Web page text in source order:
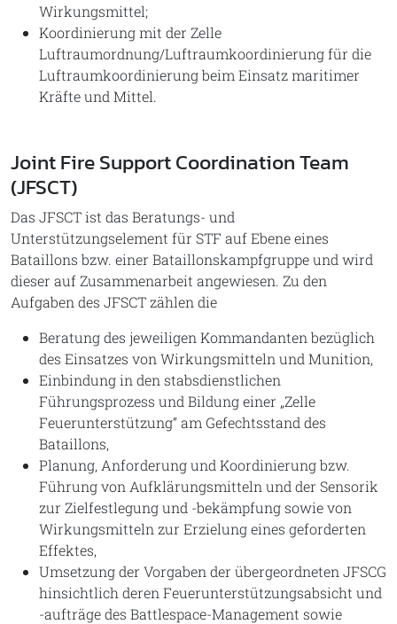
Wirkungsmittel;
Koordinierung mit der Zelle
Luftraumordnung/Luftraumkoordinierung für die
Luftraumkoordinierung beim Einsatz maritimer
Kräfte und Mittel.
Joint Fire Support Coordination Team
(JFSCT)
Das JFSCT ist das Beratungs- und
Unterstützungselement für STF auf Ebene eines
Bataillons bzw. einer Bataillonskampfgruppe und wird
dieser auf Zusammenarbeit angewiesen. Zu den
Aufgaben des JFSCT zählen die
Beratung des jeweiligen Kommandanten bezüglich
des Einsatzes von Wirkungsmitteln und Munition,
Einbindung in den stabsdienstlichen
Führungsprozess und Bildung einer „Zelle
Feuerunterstützung“ am Gefechtsstand des
Bataillons,
Planung, Anforderung und Koordinierung bzw.
Führung von Aufklärungsmitteln und der Sensorik
zur Zielfestlegung und -bekämpfung sowie von
Wirkungsmitteln zur Erzielung eines geforderten
Effektes,
Umsetzung der Vorgaben der übergeordneten JFSCG
hinsichtlich deren Feuerunterstützungsabsicht und
-aufträge des Battlespace-Management sowie